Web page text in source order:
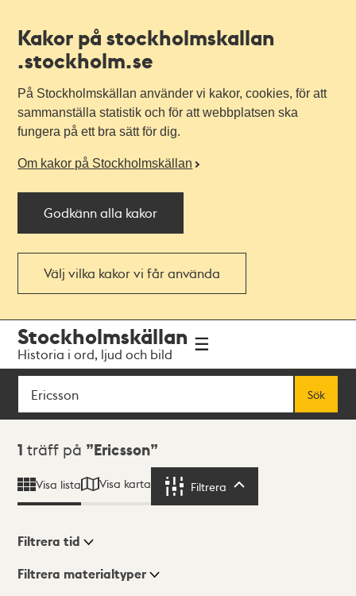
Kakor på stockholmskallan
.stockholm.se
På Stockholmskällan använder vi kakor, cookies, för att
sammanställa statistik och för att webbplatsen ska
fungera på ett bra sätt för dig.
Om kakor på Stockholmskällan
Godkänn alla kakor
Välj vilka kakor vi får använda
navigationen
huvudinnehållet
Stockholmskällan
Historia i ord, ljud och bild
Sök
Sök
Sökresultat
1 träff på Ericsson
Visa lista Visa karta Filtrera
Visningsläge
Filtrera tid
Filtrera materialtyper